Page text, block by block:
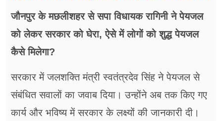
जौनपुर के मछलीशहर से सपा विधायक रागिनी ने पेयजल
को लेकर सरकार को घेरा, ऐसे में लोगों को शुद्ध पेयजल
कैसे मिलेगा?
सरकार में जलशक्ति मंत्री स्वतंत्रदेव सिंह ने पेयजल से
संबंधित सवालों का जवाब दिया। उन्होंने अब तक किए गए
कार्य और भविष्य में सरकार के लक्ष्यों की जानकारी दी।